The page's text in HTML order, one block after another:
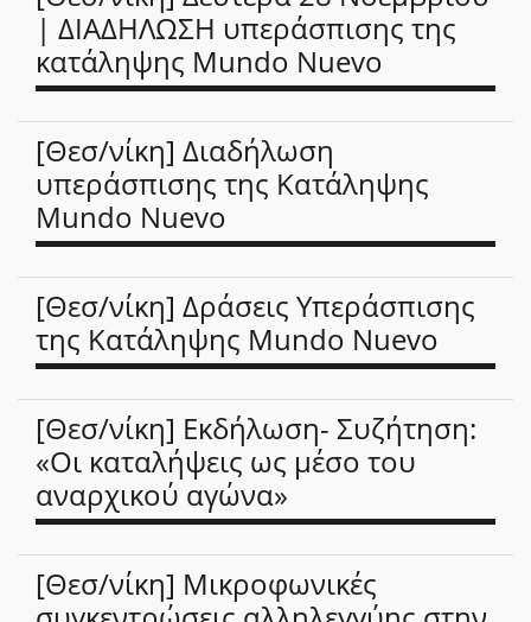
| ΔΙΑΔΗΛΩΣΗ υπεράσπισης της
κατάληψης Mundo Nuevo
[Θεσ/νίκη] Διαδήλωση
υπεράσπισης της Κατάληψης
Mundo Nuevo
[Θεσ/νίκη] Δράσεις Υπεράσπισης
της Κατάληψης Mundo Nuevo
[Θεσ/νίκη] Εκδήλωση- Συζήτηση:
«Οι καταλήψεις ως μέσο του
αναρχικού αγώνα»
[Θεσ/νίκη] Μικροφωνικές